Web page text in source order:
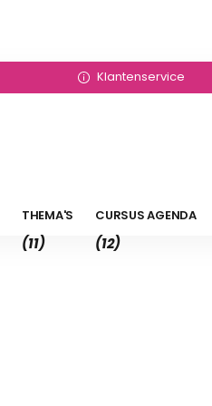
Klantenservice
THEMA'S
(11)
CURSUS AGENDA
(12)